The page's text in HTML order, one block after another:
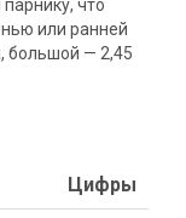
что
или ранней
большой — 2,45
Цифры